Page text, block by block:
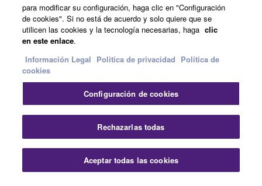
Contacte con nosotrosTerminos de uso
Politica de privacidadPolítica de cookies
Información Legal
© Yamaha Corporation.
para modificar su configuración, haga clic en "Configuración
de cookies". Si no está de acuerdo y solo quiere que se
utilicen las cookies y la tecnología necesarias, haga clic
en este enlace.
Información Legal Politica de privacidad Política de
cookies
Configuración de cookies
Rechazarlas todas
Aceptar todas las cookies